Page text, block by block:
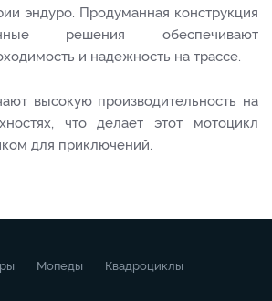
эндуро. Продуманная конструкция
решения обеспечивают
и надежность на трассе.
высокую производительность на
что делает этот мотоцикл
для приключений.
Мопеды
Квадроциклы